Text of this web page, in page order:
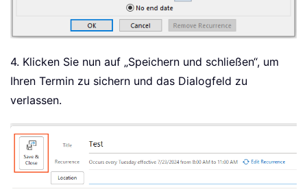
4. Klicken Sie nun auf „Speichern und schließen“, um
Ihren Termin zu sichern und das Dialogfeld zu
verlassen.